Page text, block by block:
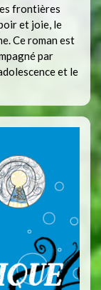
frontières
et joie, le
Ce roman est
par
et le